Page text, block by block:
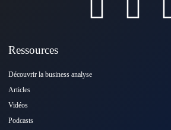
Ressources
Découvrir la business analyse
Articles
Vidéos
Podcasts